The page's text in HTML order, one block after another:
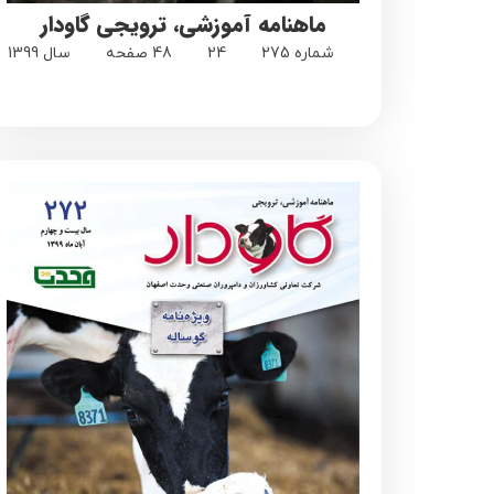
ماهنامه آموزشی، ترویجی گاودار
شماره 275 24 48 صفحه سال 1399